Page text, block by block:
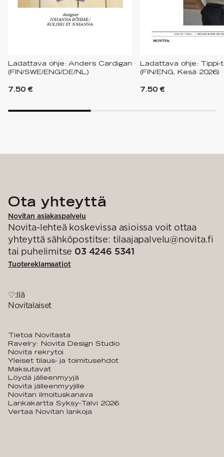
Ladattava ohje: Anders Cardigan
(FIN/SWE/ENG/DE/NL)
7.50 €
Ladattava ohje: Tippi-
(FIN/ENG, Kesä 2026)
7.50 €
Ota yhteyttä
Novitan asiakaspalvelu
Novita-lehteä koskevissa asioissa voit ottaa
yhteyttä sähköpostitse: tilaajapalvelu@novita.fi
tai puhelimitse 03 4246 5341
Tuotereklamaatiot
♡:llä
Novitalaiset
Tietoa Novitasta
Ravelry: Novita Design Studio
Novita rekrytoi
Yleiset tilaus- ja toimitusehdot
Maksutavat
Löydä jälleenmyyjä
Novita jälleenmyyjille
Novitan ilmoituskanava
Lankakartta Syksy-Talvi 2026
Vertaa Novitan lankoja